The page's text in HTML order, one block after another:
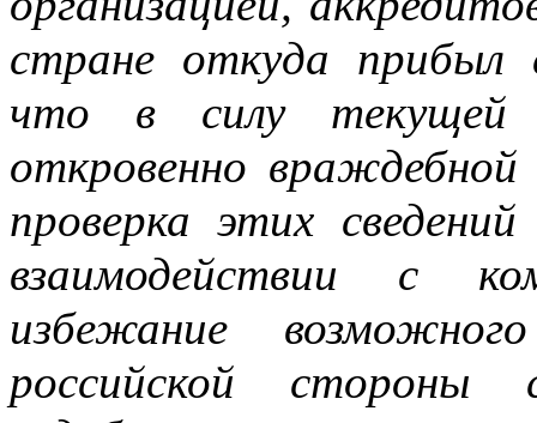
стране откуда прибыл
что в силу текущей
откровенно
проверка этих
взаимодействии с
избежание
российской